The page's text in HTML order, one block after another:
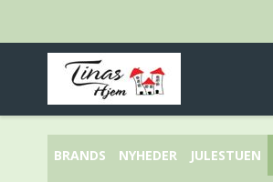
BRANDS NYHEDER JULESTUEN